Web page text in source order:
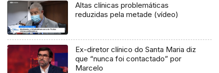
Altas clínicas problemáticas
reduzidas pela metade (vídeo)
Ex-diretor clínico do Santa Maria diz
que “nunca foi contactado” por
Marcelo